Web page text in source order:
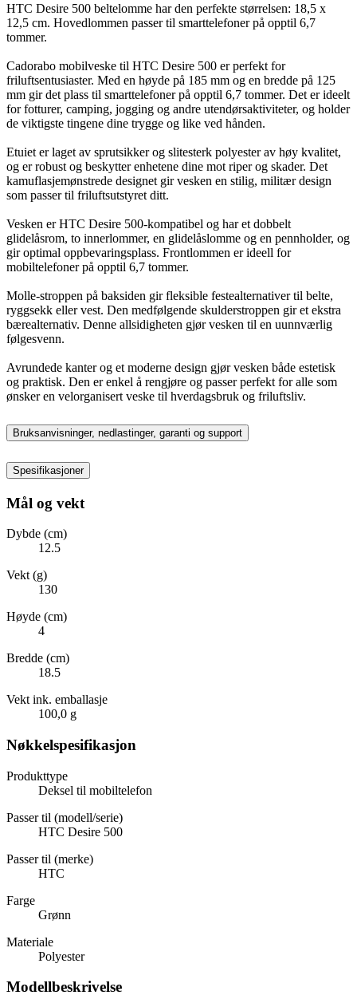
HTC Desire 500 beltelomme har den perfekte størrelsen: 18,5 x
12,5 cm. Hovedlommen passer til smarttelefoner på opptil 6,7
tommer.
Cadorabo mobilveske til HTC Desire 500 er perfekt for
friluftsentusiaster. Med en høyde på 185 mm og en bredde på 125
mm gir det plass til smarttelefoner på opptil 6,7 tommer. Det er ideelt
for fotturer, camping, jogging og andre utendørsaktiviteter, og holder
de viktigste tingene dine trygge og like ved hånden.
Etuiet er laget av sprutsikker og slitesterk polyester av høy kvalitet,
og er robust og beskytter enhetene dine mot riper og skader. Det
kamuflasjemønstrede designet gir vesken en stilig, militær design
som passer til friluftsutstyret ditt.
Vesken er HTC Desire 500-kompatibel og har et dobbelt
glidelåsrom, to innerlommer, en glidelåslomme og en pennholder, og
gir optimal oppbevaringsplass. Frontlommen er ideell for
mobiltelefoner på opptil 6,7 tommer.
Molle-stroppen på baksiden gir fleksible festealternativer til belte,
ryggsekk eller vest. Den medfølgende skulderstroppen gir et ekstra
bærealternativ. Denne allsidigheten gjør vesken til en uunnværlig
følgesvenn.
Avrundede kanter og et moderne design gjør vesken både estetisk
og praktisk. Den er enkel å rengjøre og passer perfekt for alle som
ønsker en velorganisert veske til hverdagsbruk og friluftsliv.
Bruksanvisninger, nedlastinger, garanti og support
Spesifikasjoner
Mål og vekt
Dybde (cm)
12.5
Vekt (g)
130
Høyde (cm)
4
Bredde (cm)
18.5
Vekt ink. emballasje
100,0 g
Nøkkelspesifikasjon
Produkttype
Deksel til mobiltelefon
Passer til (modell/serie)
HTC Desire 500
Passer til (merke)
HTC
Farge
Grønn
Materiale
Polyester
Modellbeskrivelse